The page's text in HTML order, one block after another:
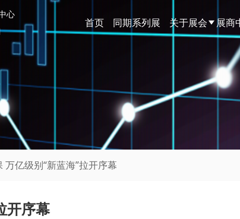
心
首页 同期系列展 关于展会 展商
万亿级别“新蓝海”拉开序幕
开序幕